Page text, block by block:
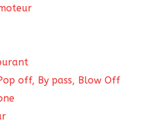
off, By pass, Blow Off